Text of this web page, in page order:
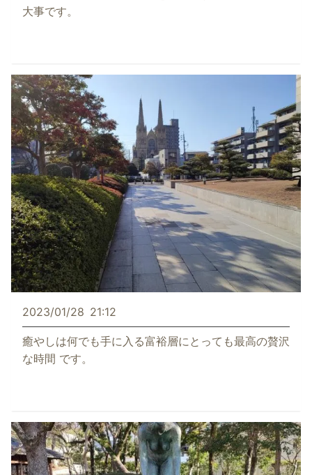
大事です。
2023/01/28 21:12
癒やしは何でも手に入る富裕層にとっても最高の贅沢
な時間 です。